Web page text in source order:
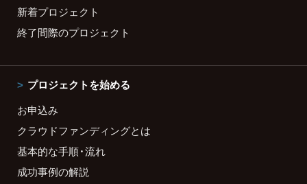
新着プロジェクト
終了間際のプロジェクト
プロジェクトを始める
お申込み
クラウドファンディングとは
基本的な手順・流れ
成功事例の解説